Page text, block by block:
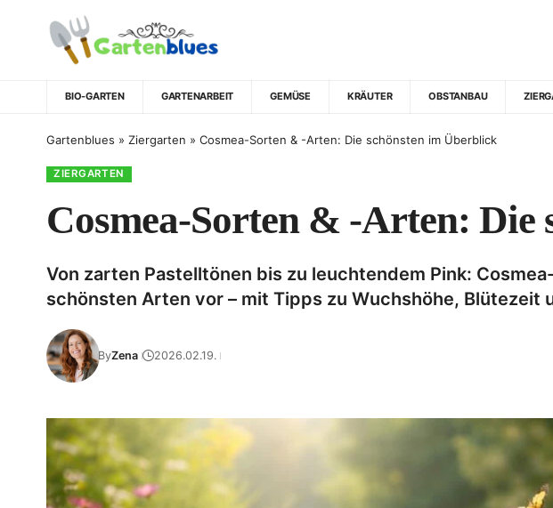
BIO-GARTEN GARTENARBEIT GEMÜSE KRÄUTER OBSTANBAU
Gartenblues » Ziergarten » Cosmea-Sorten & -Arten: Die schönsten im Überblick
ZIERGARTEN
Cosmea-Sorten & -Arten: Die
Von zarten Pastelltönen bis zu leuchtendem Pink:
schönsten Arten vor – mit Tipps zu Wuchshöhe, Blütezeit
ByZena 2026.02.19.